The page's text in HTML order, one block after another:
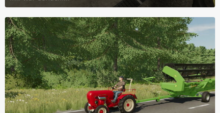
3. November 2023 um 19:12
8